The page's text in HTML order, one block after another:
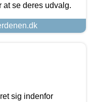
at se deres udvalg.
sig indenfor